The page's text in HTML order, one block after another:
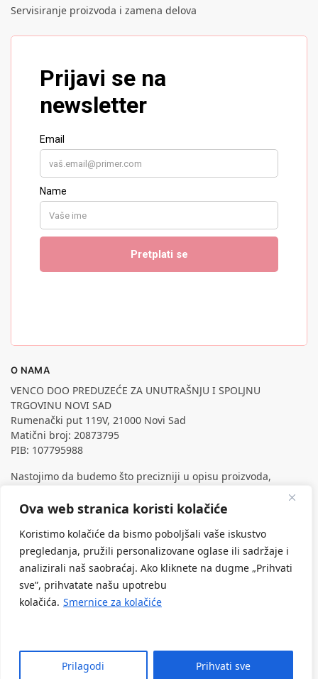
Ova web stranica koristi kolačiće
Koristimo kolačiće da bismo poboljšali vaše iskustvo
pregledanja, pružili personalizovane oglase ili sadržaje i
analizirali naš saobraćaj. Ako kliknete na dugme „Prihvati
sve”, prihvatate našu upotrebu
kolačića. Smernice za kolačiće
Prilagodi Prihvati sve
Servisiranje proizvoda i zamena delova
O NAMA
VENCO DOO PREDUZEĆE ZA UNUTRAŠNJU I SPOLJNU
TRGOVINU NOVI SAD
Rumenački put 119V, 21000 Novi Sad
Matični broj: 20873795
PIB: 107795988
Nastojimo da budemo što precizniji u opisu proizvoda,
prikazu slika i samih cena, ali ne možemo garantovati da su
sve informacije kompletne i bez grešaka.
podrazumeva da su dostupni u svakom trenutku.